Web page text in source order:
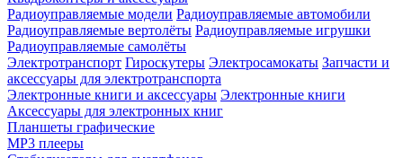
Радиоуправляемые модели Радиоуправляемые автомобили
Радиоуправляемые вертолёты Радиоуправляемые игрушки
Радиоуправляемые самолёты
Электротранспорт Гироскутеры Электросамокаты Запчасти и
аксессуары для электротранспорта
Электронные книги и аксессуары Электронные книги
Аксессуары для электронных книг
Планшеты графические
MP3 плееры